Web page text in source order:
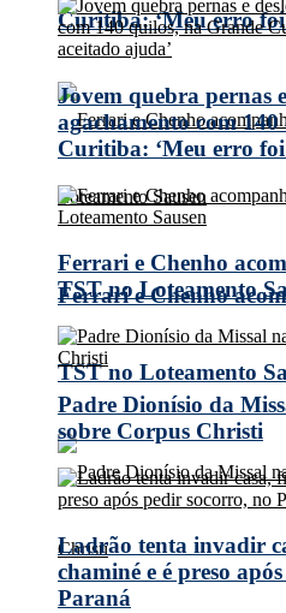
Curitiba: ‘Meu erro
Ferrari e Chenho
TST no Loteamento
Jovem quebra pernas
agachamento com
Curitiba: ‘Meu erro
Ferrari e Chenho
TST no Loteamento
Padre Dionísio da
sobre Corpus Christi
Ladrão tenta invadir
chaminé e é preso
Paraná